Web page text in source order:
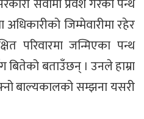
जिम्मेवारीमा रहेर
परिवारमा जन्मिएका पन्थ
बताउँछन् । उनले हाम्रा
बाल्यकालको सम्झना यसरी